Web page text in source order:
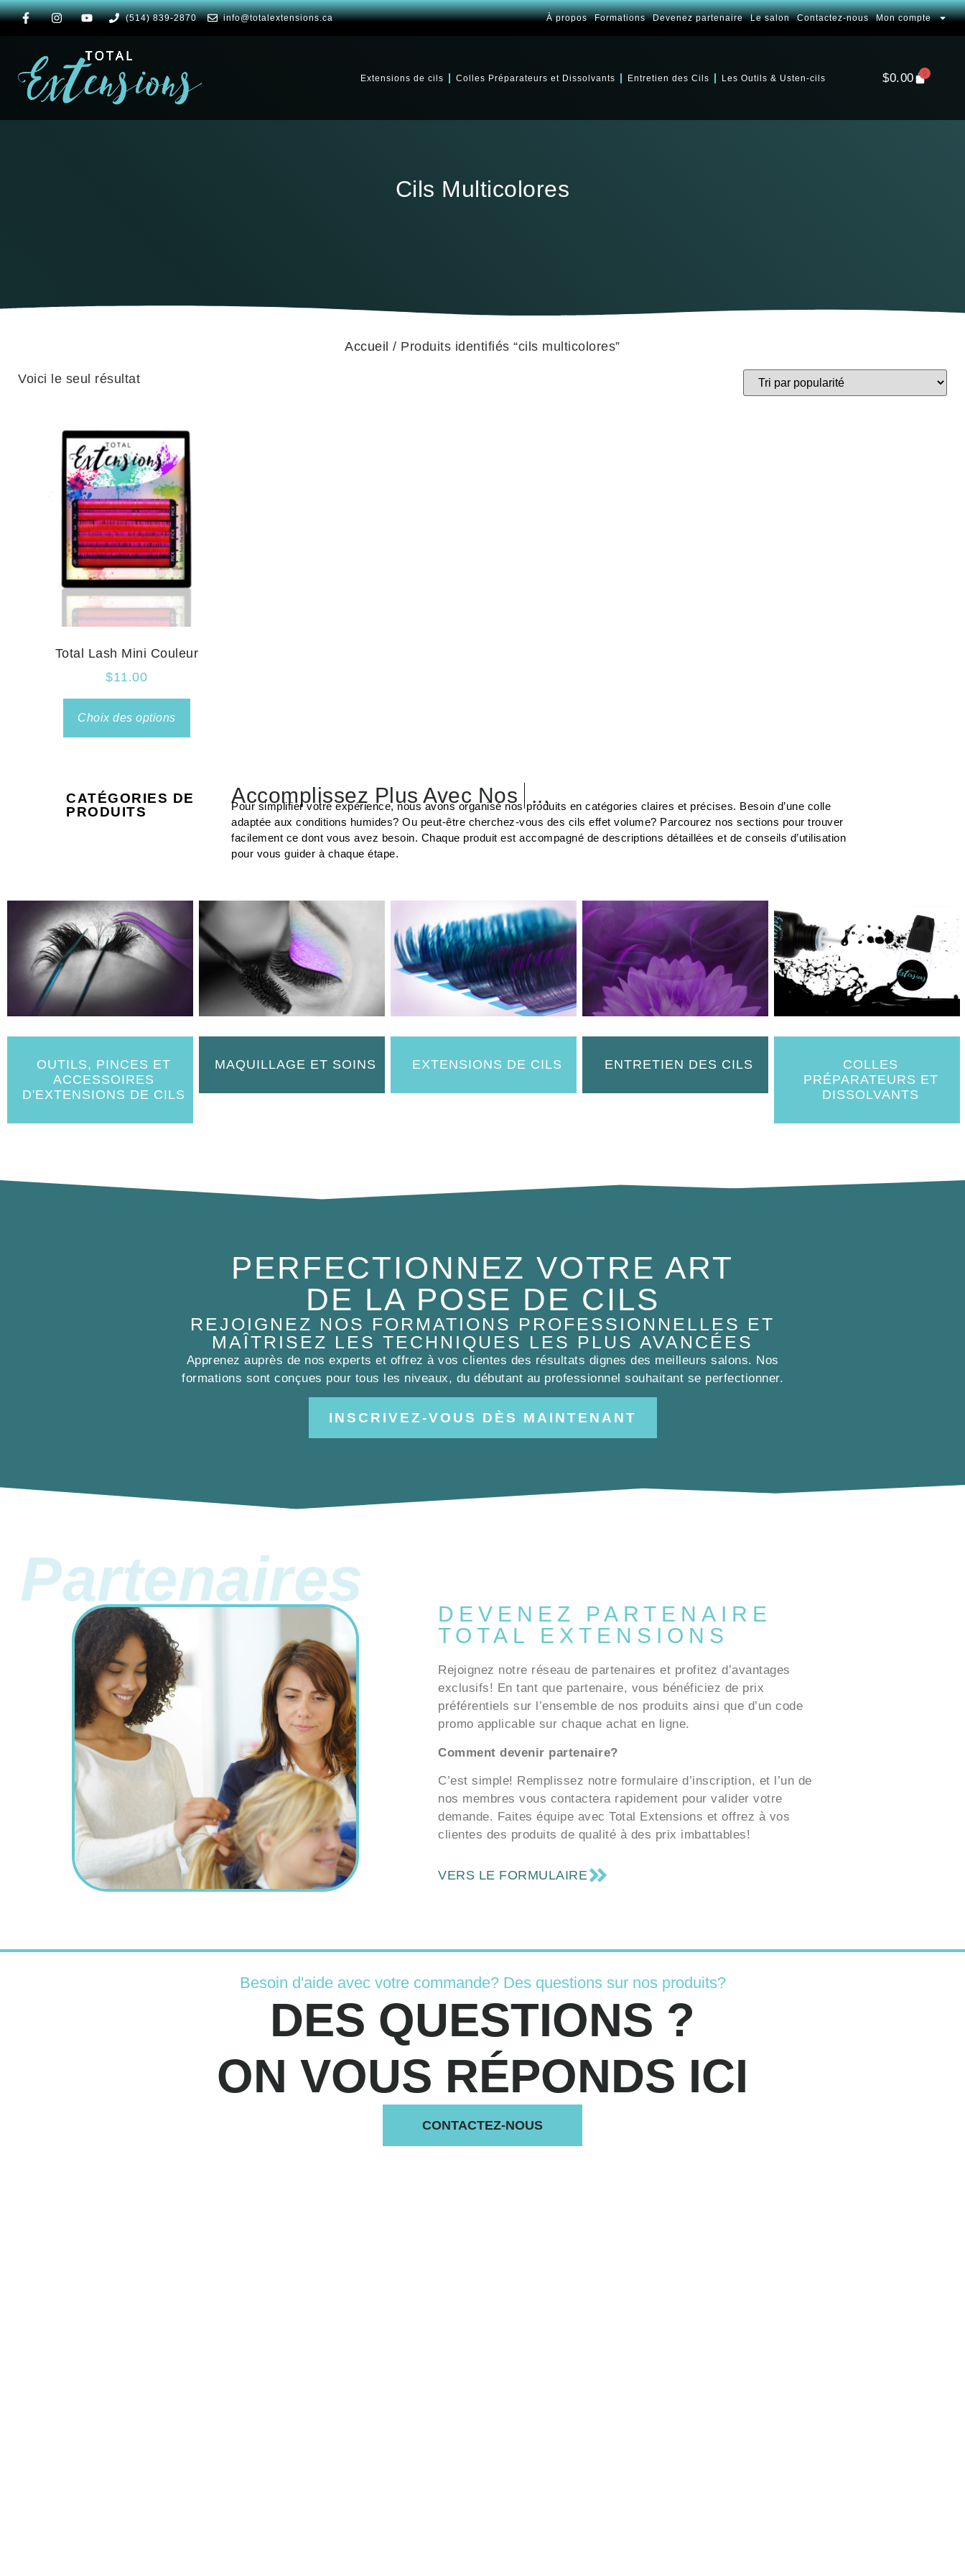
(514) 839-2870 info@totalextensions.ca À propos Formations Devenez partenaire Le salon Contactez-nous Mon compte
Extensions de cils Colles Préparateurs et Dissolvants Entretien des Cils Les Outils & Usten-cils $0.00 0
Cils Multicolores
Accueil / Produits identifiés “cils multicolores”
Voici le seul résultat
Total Lash Mini Couleur
$11.00
Choix des options
CATÉGORIES DE
PRODUITS
Accomplissez Plus Avec Nos Colles
Pour simplifier votre expérience, nous avons organisé nos produits en catégories claires et précises. Besoin d’une colle
adaptée aux conditions humides? Ou peut-être cherchez-vous des cils effet volume? Parcourez nos sections pour trouver
facilement ce dont vous avez besoin. Chaque produit est accompagné de descriptions détaillées et de conseils d’utilisation
pour vous guider à chaque étape.
OUTILS, PINCES ET
ACCESSOIRES
D'EXTENSIONS DE CILS
MAQUILLAGE ET SOINS EXTENSIONS DE CILS ENTRETIEN DES CILS
COLLES
PRÉPARATEURS ET
DISSOLVANTS
PERFECTIONNEZ VOTRE ART
DE LA POSE DE CILS
REJOIGNEZ NOS FORMATIONS PROFESSIONNELLES ET
MAÎTRISEZ LES TECHNIQUES LES PLUS AVANCÉES
Apprenez auprès de nos experts et offrez à vos clientes des résultats dignes des meilleurs salons. Nos
formations sont conçues pour tous les niveaux, du débutant au professionnel souhaitant se perfectionner.
INSCRIVEZ-VOUS DÈS MAINTENANT
DEVENEZ PARTENAIRE
TOTAL EXTENSIONS
Partenaires
Rejoignez notre réseau de partenaires et profitez d’avantages
exclusifs! En tant que partenaire, vous bénéficiez de prix
préférentiels sur l’ensemble de nos produits ainsi que d’un code
promo applicable sur chaque achat en ligne.
Comment devenir partenaire?
C’est simple! Remplissez notre formulaire d’inscription, et l’un de
nos membres vous contactera rapidement pour valider votre
demande. Faites équipe avec Total Extensions et offrez à vos
clientes des produits de qualité à des prix imbattables!
VERS LE FORMULAIRE
Besoin d'aide avec votre commande? Des questions sur nos produits?
DES QUESTIONS ?
ON VOUS RÉPONDS ICI
CONTACTEZ-NOUS